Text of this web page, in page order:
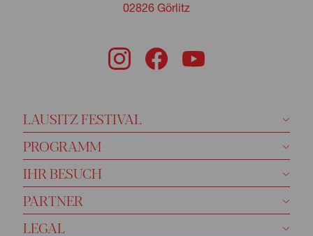
02826 Görlitz
LAUSITZ FESTIVAL
PROGRAMM
IHR BESUCH
PARTNER
LEGAL